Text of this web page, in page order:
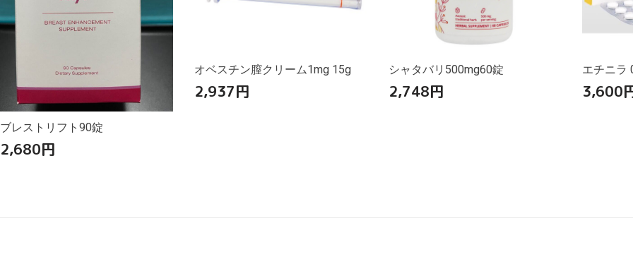
ブレストリフト90錠
2,680円
オベスチン膣クリーム1mg 15g
2,937円
シャタバリ500mg60錠
2,748円
エチニラ
3,600